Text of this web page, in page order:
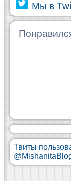
Мы в
Твиты